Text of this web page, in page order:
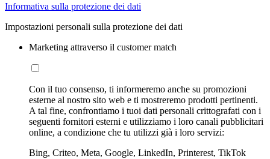
Informativa sulla protezione dei dati
Impostazioni personali sulla protezione dei dati
Marketing attraverso il customer match
Con il tuo consenso, ti informeremo anche su promozioni
esterne al nostro sito web e ti mostreremo prodotti pertinenti.
A tal fine, confrontiamo i tuoi dati personali crittografati con i
seguenti fornitori esterni e utilizziamo i loro canali pubblicitari
online, a condizione che tu utilizzi già i loro servizi:
Bing, Criteo, Meta, Google, LinkedIn, Printerest, TikTok